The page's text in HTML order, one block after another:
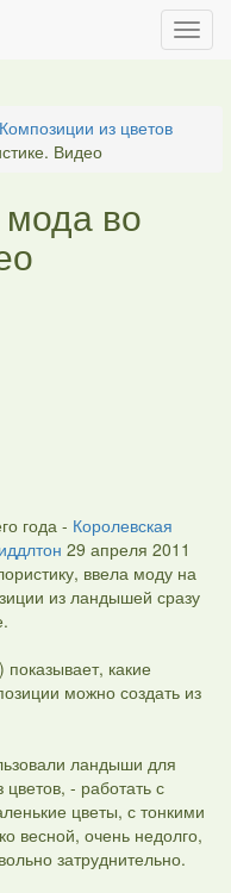
Композиции из цветов
Видео
во
года - Королевская
29 апреля 2011
ввела моду на
из ландышей сразу
какие
можно создать из
ландыши для
- работать с
цветы, с тонкими
весной, очень недолго,
затруднительно.